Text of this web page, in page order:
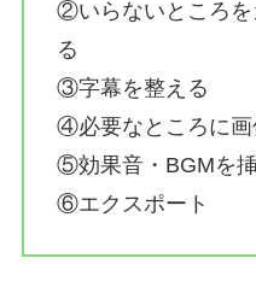
②いらないところを
る
③字幕を整える
④必要なところに画
⑤効果音・BGMを
⑥エクスポート